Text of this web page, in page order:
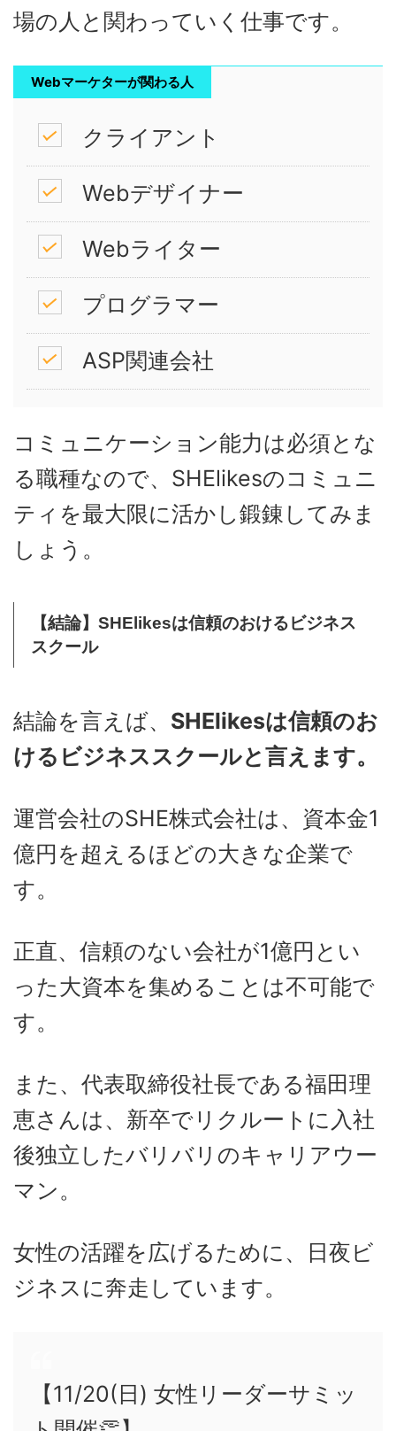
場の人と関わっていく仕事です。
Webマーケターが関わる人
クライアント
Webデザイナー
Webライター
プログラマー
ASP関連会社
コミュニケーション能力は必須とな
る職種なので、SHElikesのコミュニ
ティを最大限に活かし鍛錬してみま
しょう。
【結論】SHElikesは信頼のおけるビジネス
スクール
結論を言えば、 SHElikesは信頼のお
けるビジネススクールと言えます。
運営会社のSHE株式会社は、資本金1
億円を超えるほどの大きな企業で
す。
正直、信頼のない会社が1億円とい
った大資本を集めることは不可能で
す。
また、代表取締役社長である福田理
恵さんは、新卒でリクルートに入社
後独立したバリバリのキャリアウー
マン。
女性の活躍を広げるために、日夜ビ
ジネスに奔走しています。
【11/20(日) 女性リーダーサミッ